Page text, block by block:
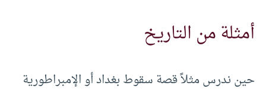
أمثلة من التاريخ
حين ندرس مثلاً قصة سقوط بغداد أو الإمبراطورية